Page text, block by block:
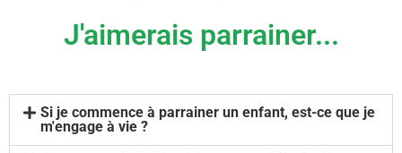
J'aimerais parrainer...
Si je commence à parrainer un enfant, est-ce que je
m'engage à vie ?